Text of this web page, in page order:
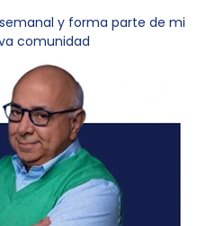
y forma parte de mi
comunidad